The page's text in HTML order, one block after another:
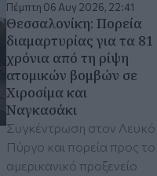
Πέμπτη 06 Αυγ 2026, 22:41
Θεσσαλονίκη: Πορεία
διαμαρτυρίας για τα 81
χρόνια από τη ρίψη
ατομικών βομβών σε
Χιροσίμα και
Ναγκασάκι
Συγκέντρωση στον Λευκό
Πύργο και πορεία προς το
αμερικανικό προξενείο